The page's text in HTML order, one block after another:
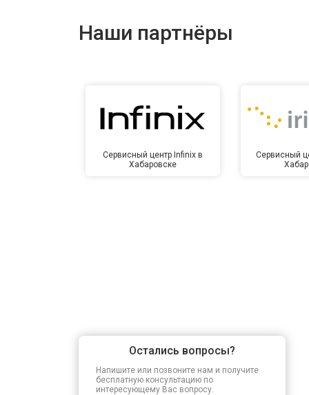
Наши партнёры
Сервисный центр Infinix в
Хабаровске
Сервисный
Остались вопросы?
Напишите или позвоните нам и получите
бесплатную консультацию по
интересующему Вас вопросу.